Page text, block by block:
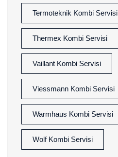
Termoteknik Kombi Servisi
Thermex Kombi Servisi
Vaillant Kombi Servisi
Viessmann Kombi Servisi
Warmhaus Kombi Servisi
Wolf Kombi Servisi